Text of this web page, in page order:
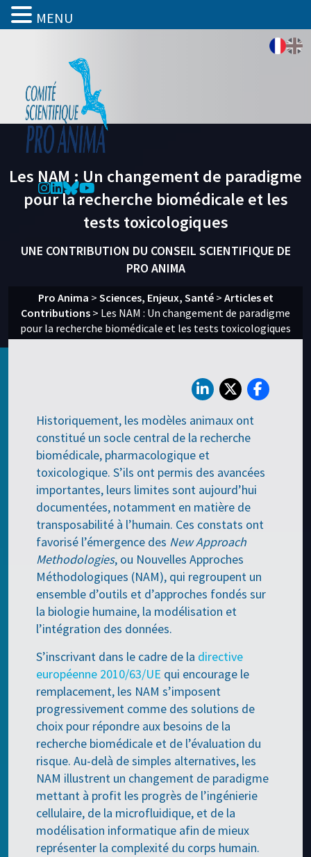
Les NAM : Un changement de paradigme
pour la recherche biomédicale et les
tests toxicologiques
UNE CONTRIBUTION DU CONSEIL SCIENTIFIQUE DE
PRO ANIMA
Pro Anima > Sciences, Enjeux, Santé> Articles et
Contributions > Les NAM : Un changement de paradigme
pour la recherche biomédicale et les tests toxicologiques
Historiquement, les modèles animaux ont
constitué un socle central de la recherche
biomédicale, pharmacologique et
toxicologique. S’ils ont permis des avancées
importantes, leurs limites sont aujourd’hui
documentées, notamment en matière de
transposabilité à l’humain. Ces constats ont
favorisé l’émergence des New Approach
Methodologies, ou Nouvelles Approches
Méthodologiques (NAM), qui regroupent un
ensemble d’outils et d’approches fondés sur
la biologie humaine, la modélisation et
l’intégration des données.
S’inscrivant dans le cadre de la directive
européenne 2010/63/UE qui encourage le
remplacement, les NAM s’imposent
progressivement comme des solutions de
choix pour répondre aux besoins de la
recherche biomédicale et de l’évaluation du
risque. Au-delà de simples alternatives, les
NAM illustrent un changement de paradigme
mettant à profit les progrès de l’ingénierie
cellulaire, de la microfluidique, et de la
modélisation informatique afin de mieux
représenter la complexité du corps humain.
MENU